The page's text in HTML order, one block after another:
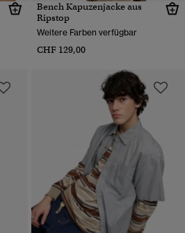
Bench Kapuzenjacke aus
Ripstop
Weitere Farben verfügbar
CHF 129,00